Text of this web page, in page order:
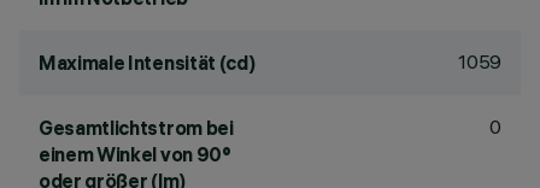
Maximale Intensität (cd) 1059
Gesamtlichtstrom bei
einem Winkel von 90°
oder größer (lm)
0